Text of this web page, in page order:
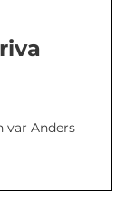
var Anders